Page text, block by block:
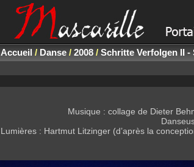
Accueil/ Danse/ 2008/ Schritte Verfolgen II -
Musique : collage de Dieter
Lumières : Hartmut Litzinger (d’après la